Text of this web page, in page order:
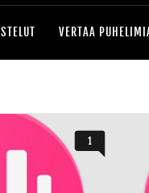
VERTAA
1
iPhonelle ja iPadille
Tässä